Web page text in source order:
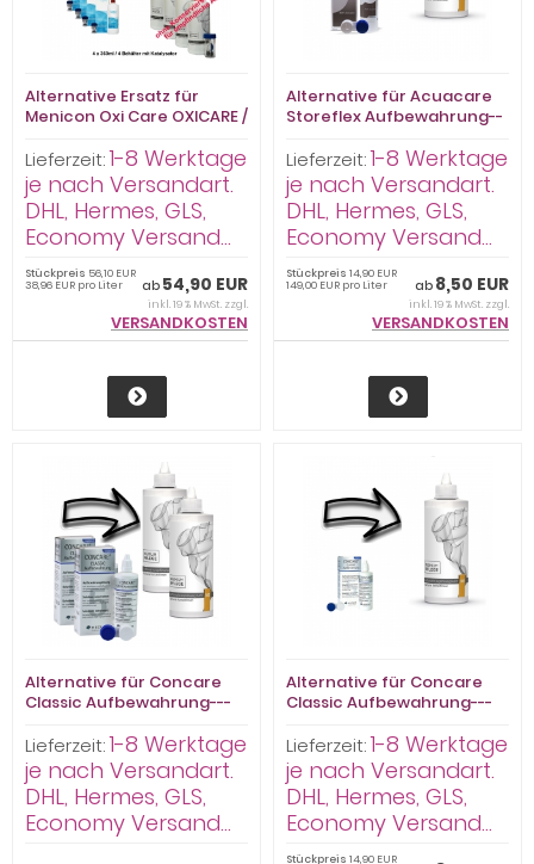
Alternative Ersatz für
Menicon Oxi Care OXICARE /
Peroxid 4x360ml/4Behälter
Lieferzeit:1-8 Werktage
je nach Versandart.
DHL, Hermes, GLS,
Economy Versand...
ab 54,90 EUR
Stückpreis 56,10 EUR
38,96 EUR pro Liter
inkl. 19 % MwSt. zzgl.
VERSANDKOSTEN
Alternative für Acuacare
Storeflex Aufbewahrung--
Aufbewahrungslösung
HART 100ml
Lieferzeit:1-8 Werktage
je nach Versandart.
DHL, Hermes, GLS,
Economy Versand...
ab 8,50 EUR
Stückpreis 14,90 EUR
149,00 EUR pro Liter
inkl. 19 % MwSt. zzgl.
VERSANDKOSTEN
Alternative für Concare
Classic Aufbewahrung---
Aufbewahrungslösung
HART 2 x 100ml
Lieferzeit:1-8 Werktage
je nach Versandart.
DHL, Hermes, GLS,
Economy Versand...
Alternative für Concare
Classic Aufbewahrung---
Aufbewahrungslösung
HART 100ml
Lieferzeit:1-8 Werktage
je nach Versandart.
DHL, Hermes, GLS,
Economy Versand...
Stückpreis 14,90 EUR